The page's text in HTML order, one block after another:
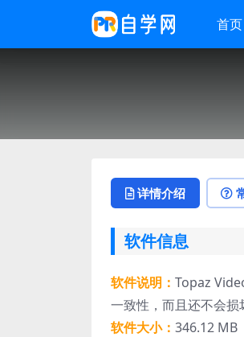
首页
详情介绍
软件信息
软件说明： Topaz
一致性，而且还不会损
软件大小： 346.12 MB